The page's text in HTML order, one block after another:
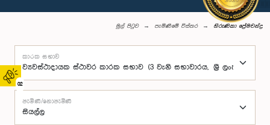
02
මුල් පිටුව පැමිණීමේ විස්තර හිරුණිකා ප්‍රේමචන්ද්‍ර
කාරක සභාව
පැමිණි/නොපැමිණි